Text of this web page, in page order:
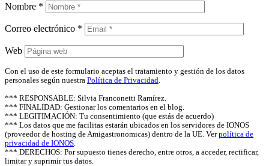
Nombre *
Correo electrónico *
Web
Con el uso de este formulario aceptas el tratamiento y gestión de los datos
personales según nuestra Política de Privacidad
*** RESPONSABLE: Silvia Franconetti Ramírez.
*** FINALIDAD: Gestionar los comentarios en el blog.
*** LEGITIMACIÓN: Tu consentimiento (que estás de acuerdo)
*** Los datos que me facilitas estarán ubicados en los servidores de IONOS
(proveedor de hosting de Amigastronomicas) dentro de la UE. Verpolítica de
privacidad de IONOS
*** DERECHOS: Por supuesto tienes derecho, entre otros, a acceder, rectificar,
limitar y suprimir tus datos.